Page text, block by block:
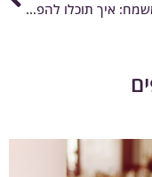
מקצוע משמח: איך תוכלו להפוך למפיקי אירועים?